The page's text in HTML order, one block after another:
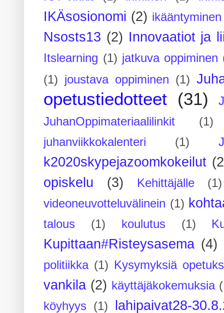
IKÄsosionomi (2) ikääntyminen
Nsosts13 (2) Innovaatiot ja
Itslearning (1) jatkuva oppiminen
(1) joustava oppiminen (1)
opetustiedotteet (31)
JuhanOppimateriaalilinkit
(1)
juhanviikkokalenteri
(1)
k2020skypejazoomkokeilut
opiskelu
(3) Kehittäjälle
(1)
videoneuvotteluvälinein (1)
talous (1) koulutus (1)
Kupittaan#Risteysasema (4)
politiikka (1) Kysymyksiä
vankila (2) käyttäjäkokemuksia
köyhyys
(1) lahipaivat28-